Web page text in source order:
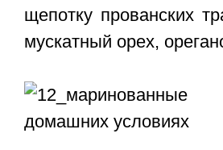
щепотку прованских
мускатный орех,